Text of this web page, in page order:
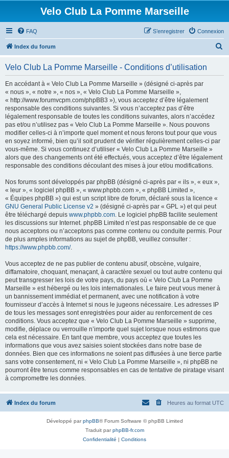
Velo Club La Pomme Marseille
FAQ Connexion
S’enregistrer
Index du forum
Velo Club La Pomme Marseille - Conditions d’utilisation
En accédant à « Velo Club La Pomme Marseille » (désigné ci-après par
« nous », « notre », « nos », « Velo Club La Pomme Marseille »,
« http://www.forumvcpm.com/phpBB3 »), vous acceptez d’être légalement
responsable des conditions suivantes. Si vous n’acceptez pas d’être
légalement responsable de toutes les conditions suivantes, alors n’accédez
pas et/ou n’utilisez pas « Velo Club La Pomme Marseille ». Nous pouvons
modifier celles-ci à n’importe quel moment et nous ferons tout pour que vous
en soyez informé, bien qu’il soit prudent de vérifier régulièrement celles-ci par
vous-même. Si vous continuez d’utiliser « Velo Club La Pomme Marseille »
alors que des changements ont été effectués, vous acceptez d’être légalement
responsable des conditions découlant des mises à jour et/ou modifications.
Nos forums sont développés par phpBB (désigné ci-après par « ils », « eux »,
« leur », « logiciel phpBB », « www.phpbb.com », « phpBB Limited »,
« Équipes phpBB ») qui est un script libre de forum, déclaré sous la licence «
GNU General Public License v2 » (désigné ci-après par « GPL ») et qui peut
être téléchargé depuis www.phpbb.com. Le logiciel phpBB facilite seulement
les discussions sur Internet. phpBB Limited n’est pas responsable de ce que
nous acceptons ou n’acceptons pas comme contenu ou conduite permis. Pour
de plus amples informations au sujet de phpBB, veuillez consulter :
https://www.phpbb.com/.
Vous acceptez de ne pas publier de contenu abusif, obscène, vulgaire,
diffamatoire, choquant, menaçant, à caractère sexuel ou tout autre contenu qui
peut transgresser les lois de votre pays, du pays où « Velo Club La Pomme
Marseille » est hébergé ou les lois internationales. Le faire peut vous mener à
un bannissement immédiat et permanent, avec une notification à votre
fournisseur d’accès à Internet si nous le jugeons nécessaire. Les adresses IP
de tous les messages sont enregistrées pour aider au renforcement de ces
conditions. Vous acceptez que « Velo Club La Pomme Marseille » supprime,
modifie, déplace ou verrouille n’importe quel sujet lorsque nous estimons que
cela est nécessaire. En tant que membre, vous acceptez que toutes les
informations que vous avez saisies soient stockées dans notre base de
données. Bien que ces informations ne soient pas diffusées à une tierce partie
sans votre consentement, ni « Velo Club La Pomme Marseille », ni phpBB ne
pourront être tenus comme responsables en cas de tentative de piratage visant
à compromettre les données.
Index du forum Heures au format UTC
Développé parphpBB® Forum Software © phpBB Limited
Traduit parphpBB-fr.com
Confidentialité | Conditions